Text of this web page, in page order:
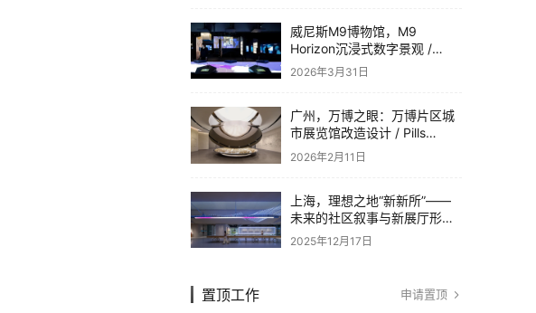
威尼斯M9博物馆，M9
Horizon沉浸式数字景观 /
Dotdotdot
2026年3月31日
广州，万博之眼：万博片区城
市展览馆改造设计 / Pills
Architects
2026年2月11日
上海，理想之地“新新所”——
未来的社区叙事与新展厅形态
/ 直径叙事设计
2025年12月17日
置顶工作 申请置顶